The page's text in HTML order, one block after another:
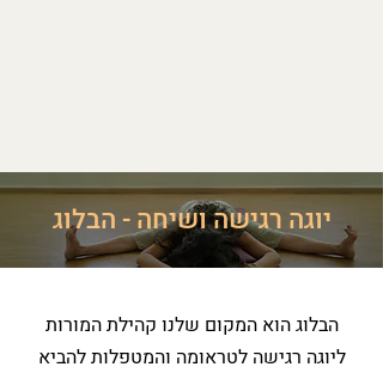
יוגה רגישה ושיחה - הבלוג
הבלוג הוא המקום שלנו קהילת המורות
ליוגה רגישה לטראומה והמטפלות להביא